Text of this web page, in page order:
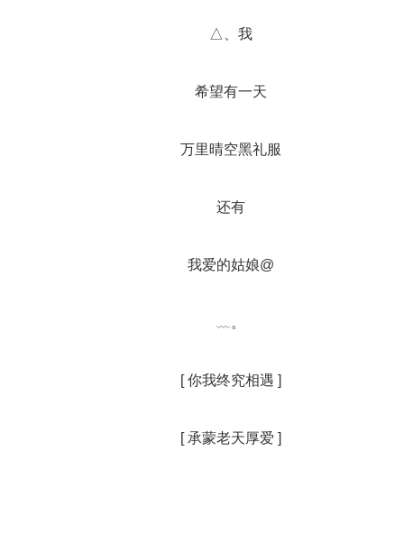
		△、我
		希望有一天
		万里晴空黑礼服
		还有
		我爱的姑娘@
		﹏。
		[ 你我终究相遇 ]
		[ 承蒙老天厚爱 ]